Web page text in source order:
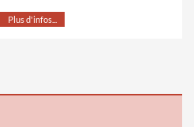
Plus d'infos...